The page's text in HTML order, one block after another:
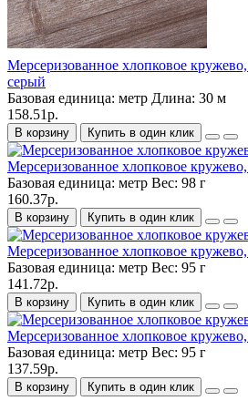
Мерсеризованное хлопковое
серый
Базовая единица: метр Длина: 30 м
158.51р.
В корзину Купить в один клик
Мерсеризованное хлопковое
Базовая единица: метр Вес: 98 г
160.37р.
В корзину Купить в один клик
Мерсеризованное хлопковое
Базовая единица: метр Вес: 95 г
141.72р.
В корзину Купить в один клик
Мерсеризованное хлопковое
Базовая единица: метр Вес: 95 г
137.59р.
В корзину Купить в один клик